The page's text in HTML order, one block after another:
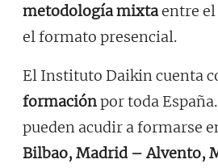
metodología mixtaentre
el formato presencial.
El Instituto Daikin cuenta
formaciónpor toda
pueden acudir a formarse
Bilbao, Madrid – Alvento,